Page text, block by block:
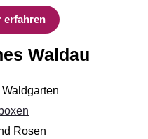
erfahren
Waldau
Rosen